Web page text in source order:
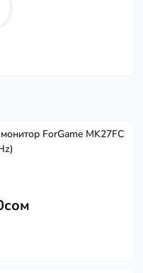
ForGame MK27FC